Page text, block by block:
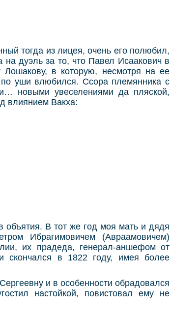
тогда из лицея, очень его полюбил,
дуэль за то, что Павел Исаакович в
в которую, несмотря на ее
уши влюбился. Ссора племянника с
новыми увеселениями да пляской,
влиянием Вакха:
объятия. В тот же год моя мать и дядя
Ибрагимовичем (Авраамовичем)
их прадеда, генерал-аншефом от
скончался в 1822 году, имея более
и в особенности обрадовался
настойкой, повистовал ему не